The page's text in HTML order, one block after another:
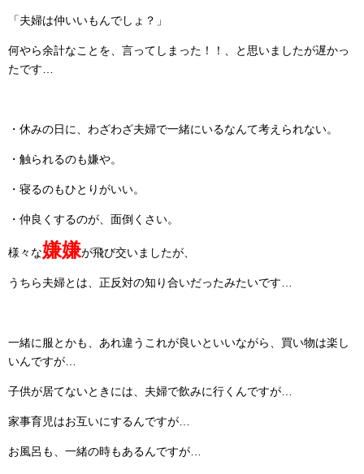
「夫婦は仲いいもんでしょ？」
何やら余計なことを、言ってしまった！！、と思いましたが遅かっ
たです…
・休みの日に、わざわざ夫婦で一緒にいるなんて考えられない。
・触られるのも嫌や。
・寝るのもひとりがいい。
・仲良くするのが、面倒くさい。
様々な嫌嫌が飛び交いましたが、
うちら夫婦とは、正反対の知り合いだったみたいです…
一緒に服とかも、あれ違うこれが良いといいながら、買い物は楽し
いんですが…
子供が居てないときには、夫婦で飲みに行くんですが…
家事育児はお互いにするんですが…
お風呂も、一緒の時もあるんですが…